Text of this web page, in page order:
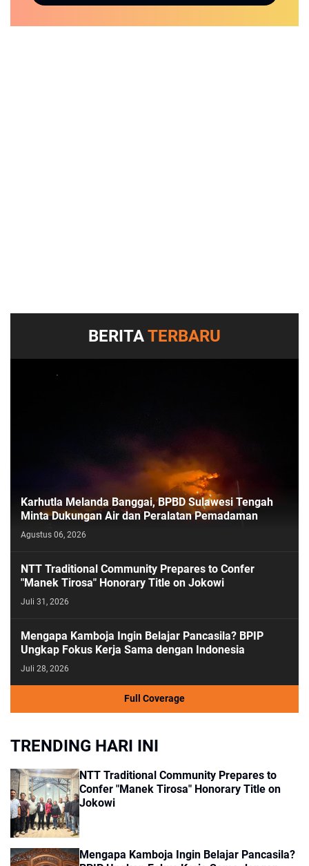
BERITATERBARU
Karhutla Melanda Banggai, BPBD Sulawesi Tengah
Minta Dukungan Air dan Peralatan Pemadaman
Agustus 06, 2026
NTT Traditional Community Prepares to Confer
"Manek Tirosa" Honorary Title on Jokowi
Juli 31, 2026
Mengapa Kamboja Ingin Belajar Pancasila? BPIP
Ungkap Fokus Kerja Sama dengan Indonesia
Juli 28, 2026
Full Coverage
TRENDING HARI INI
NTT Traditional Community Prepares to
Confer "Manek Tirosa" Honorary Title on
Jokowi
Mengapa Kamboja Ingin Belajar Pancasila?